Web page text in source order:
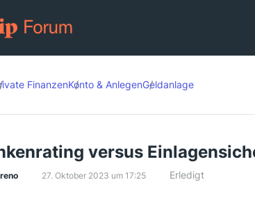
FinanzenKonto & AnlegenGeldanlage
versus
27. Oktober 2023 um 17:25 Erledigt